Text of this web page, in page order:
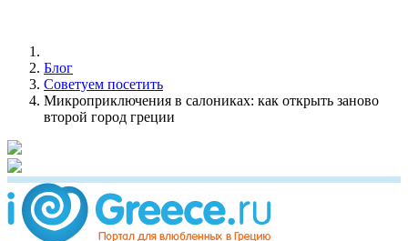
Блог
Советуем посетить
Микроприключения в салониках: как открыть заново
второй город греции